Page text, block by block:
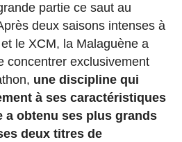
partie ce saut au
deux saisons intenses à
le XCM, la Malaguène a
concentrer exclusivement
une discipline qui
à ses caractéristiques
a obtenu ses plus grands
deux titres de